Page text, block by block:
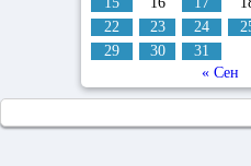
22
23 24
29
30
31
« Сен